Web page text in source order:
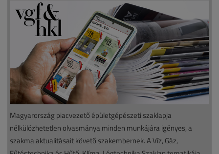
Magyarország piacvezető épületgépészeti szaklapja
nélkülözhetetlen olvasmánya minden munkájára igényes, a
szakma aktualitásait követő szakembernek. A Víz, Gáz,